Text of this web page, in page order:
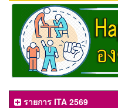
รายการ ITA 2569